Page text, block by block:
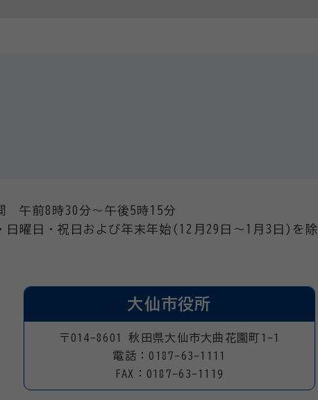
午前8時30分～午後5時15分
日曜日・祝日および年末年始(12月29日～1月3日)を除
大仙市役所
〒014-8601 秋田県大仙市大曲花園町1-1
電話：0187-63-1111
FAX：0187-63-1119